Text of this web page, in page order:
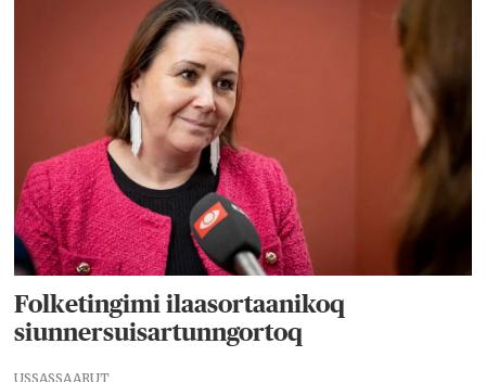
Folketingimi ilaasortaanikoq
siunnersuisartunngortoq
USSASSAARUT